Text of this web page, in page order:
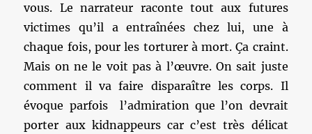
vous. Le narrateur raconte tout aux futures
victimes qu’il a entraînées chez lui, une à
chaque fois, pour les torturer à mort. Ça craint.
Mais on ne le voit pas à l’œuvre. On sait juste
comment il va faire disparaître les corps. Il
évoque parfois l’admiration que l’on devrait
porter aux kidnappeurs car c’est très délicat